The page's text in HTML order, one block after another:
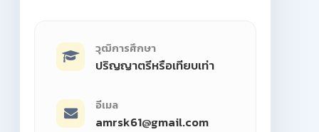
วุฒิการศึกษา
ปริญญาตรีหรือเทียบเท่า
อีเมล
amrsk61@gmail.com